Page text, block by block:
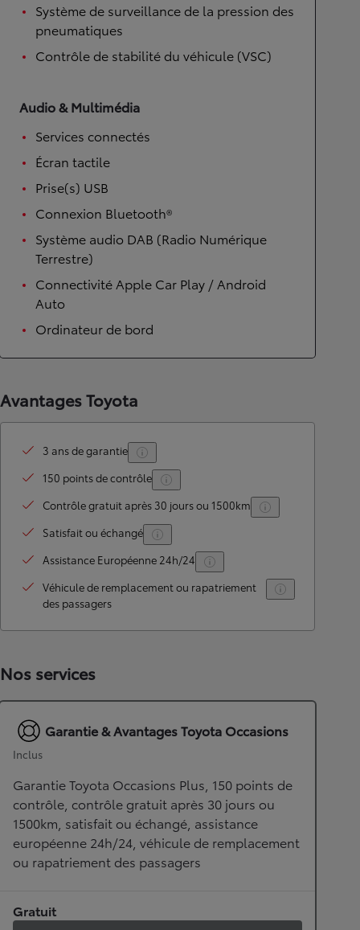
Système de surveillance de la pression des
pneumatiques
Contrôle de stabilité du véhicule (VSC)
Audio & Multimédia
Services connectés
Écran tactile
Prise(s) USB
Connexion Bluetooth®
Système audio DAB (Radio Numérique
Terrestre)
Connectivité Apple Car Play / Android
Auto
Ordinateur de bord
Avantages Toyota
3 ans de garantie
150 points de contrôle
Contrôle gratuit après 30 jours ou 1500km
Satisfait ou échangé
Assistance Européenne 24h/24
Véhicule de remplacement ou rapatriement
des passagers
Nos services
Garantie & Avantages Toyota Occasions
Inclus
Garantie Toyota Occasions Plus, 150 points de
contrôle, contrôle gratuit après 30 jours ou
1500km, satisfait ou échangé, assistance
européenne 24h/24, véhicule de remplacement
ou rapatriement des passagers
Gratuit